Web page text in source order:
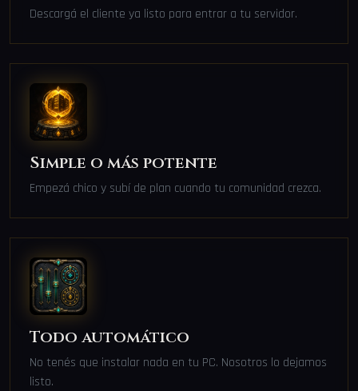
Descargá el cliente ya listo para entrar a tu servidor.
Simple o más potente
Empezá chico y subí de plan cuando tu comunidad crezca.
Todo automático
No tenés que instalar nada en tu PC. Nosotros lo dejamos
listo.